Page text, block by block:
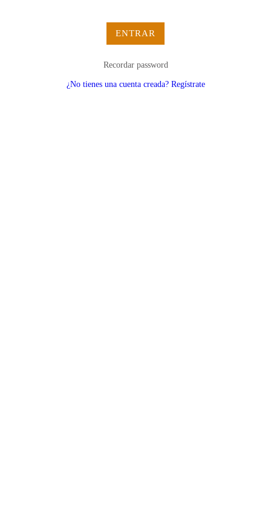
ENTRAR
Recordar password
¿No tienes una cuenta creada? Regístrate